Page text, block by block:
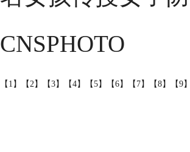
CNSPHOTO
【1】 【2】 【3】 【4】 【5】 【6】 【7】 【8】 【9】